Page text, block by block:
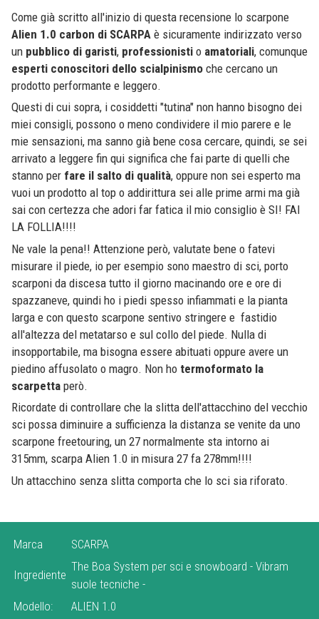
Come già scritto all'inizio di questa recensione lo scarpone
Alien 1.0 carbon di SCARPA è sicuramente indirizzato verso
un pubblico di garisti, professionisti o amatoriali, comunque
esperti conoscitori dello scialpinismo che cercano un
prodotto performante e leggero.
Questi di cui sopra, i cosiddetti "tutina" non hanno bisogno dei
miei consigli, possono o meno condividere il mio parere e le
mie sensazioni, ma sanno già bene cosa cercare, quindi, se sei
arrivato a leggere fin qui significa che fai parte di quelli che
stanno per fare il salto di qualità, oppure non sei esperto ma
vuoi un prodotto al top o addirittura sei alle prime armi ma già
sai con certezza che adori far fatica il mio consiglio è SI! FAI
LA FOLLIA!!!!
Ne vale la pena!! Attenzione però, valutate bene o fatevi
misurare il piede, io per esempio sono maestro di sci, porto
scarponi da discesa tutto il giorno macinando ore e ore di
spazzaneve, quindi ho i piedi spesso infiammati e la pianta
larga e con questo scarpone sentivo stringere e fastidio
all'altezza del metatarso e sul collo del piede. Nulla di
insopportabile, ma bisogna essere abituati oppure avere un
piedino affusolato o magro. Non ho termoformato la
scarpetta però.
Ricordate di controllare che la slitta dell'attacchino del vecchio
sci possa diminuire a sufficienza la distanza se venite da uno
scarpone freetouring, un 27 normalmente sta intorno ai
315mm, scarpa Alien 1.0 in misura 27 fa 278mm!!!!
Un attacchino senza slitta comporta che lo sci sia riforato.
Marca SCARPA
Ingrediente
The Boa System per sci e snowboard - Vibram
suole tecniche -
Modello:
ALIEN 1.0